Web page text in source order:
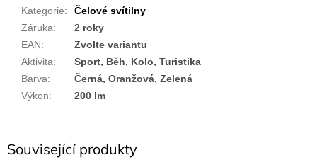
Související produkty
Kategorie:
Čelové svítilny
Záruka:
2 roky
EAN:
Zvolte variantu
Aktivita:
Sport, Běh, Kolo, Turistika
Barva:
Černá, Oranžová, Zelená
Výkon: 200 lm